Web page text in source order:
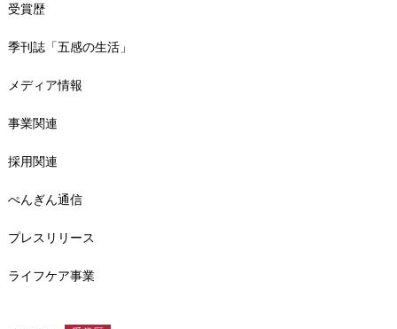
受賞歴
季刊誌「五感の生活」
メディア情報
事業関連
採用関連
ぺんぎん通信
プレスリリース
ライフケア事業